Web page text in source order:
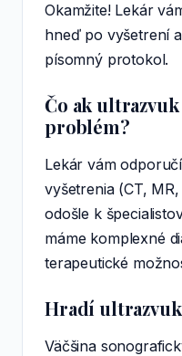
Okamžite! Lekár
hneď po vyšetrení
písomný protokol.
Čo ak
problém?
Lekár vám
vyšetrenia (CT,
odošle k
máme komplexné
terapeutické
Hradí
Väčšina